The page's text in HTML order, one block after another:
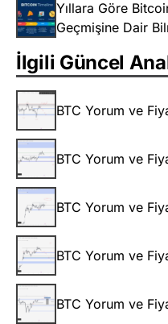
Yıllara Göre
Geçmişine Dair
İlgili Güncel
BTC Yorum ve
BTC Yorum ve
BTC Yorum ve
BTC Yorum ve
BTC Yorum ve